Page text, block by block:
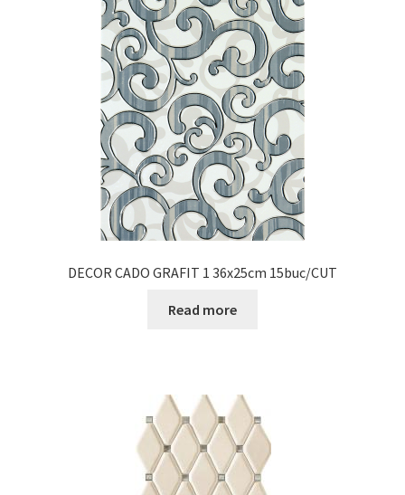
DECOR CADO GRAFIT 1 36x25cm 15buc/CUT
Read more